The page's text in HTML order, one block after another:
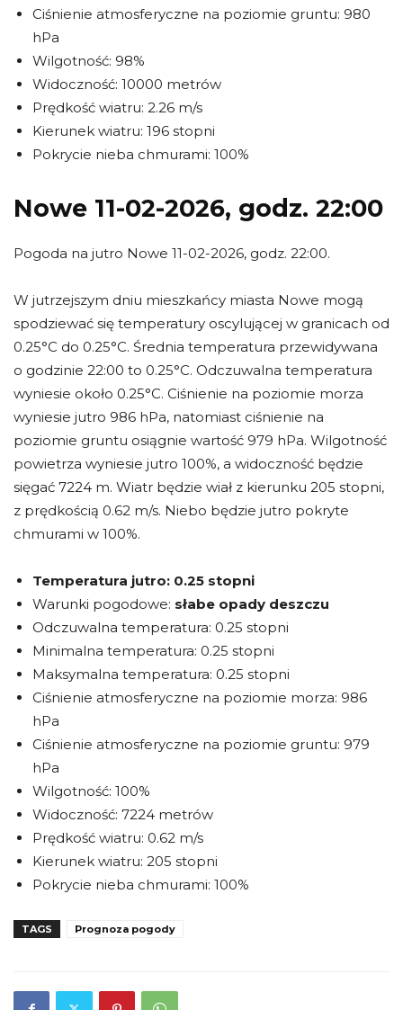
Ciśnienie atmosferyczne na poziomie gruntu: 980
hPa
Wilgotność: 98%
Widoczność: 10000 metrów
Prędkość wiatru: 2.26 m/s
Kierunek wiatru: 196 stopni
Pokrycie nieba chmurami: 100%
Nowe 11-02-2026, godz. 22:00
Pogoda na jutro Nowe 11-02-2026, godz. 22:00.
W jutrzejszym dniu mieszkańcy miasta Nowe mogą
spodziewać się temperatury oscylującej w granicach od
0.25°C do 0.25°C. Średnia temperatura przewidywana
o godzinie 22:00 to 0.25°C. Odczuwalna temperatura
wyniesie około 0.25°C. Ciśnienie na poziomie morza
wyniesie jutro 986 hPa, natomiast ciśnienie na
poziomie gruntu osiągnie wartość 979 hPa. Wilgotność
powietrza wyniesie jutro 100%, a widoczność będzie
sięgać 7224 m. Wiatr będzie wiał z kierunku 205 stopni,
z prędkością 0.62 m/s. Niebo będzie jutro pokryte
chmurami w 100%.
Temperatura jutro: 0.25 stopni
Warunki pogodowe: słabe opady deszczu
Odczuwalna temperatura: 0.25 stopni
Minimalna temperatura: 0.25 stopni
Maksymalna temperatura: 0.25 stopni
Ciśnienie atmosferyczne na poziomie morza: 986
hPa
Ciśnienie atmosferyczne na poziomie gruntu: 979
hPa
Wilgotność: 100%
Widoczność: 7224 metrów
Prędkość wiatru: 0.62 m/s
Kierunek wiatru: 205 stopni
Pokrycie nieba chmurami: 100%
TAGS Prognoza pogody